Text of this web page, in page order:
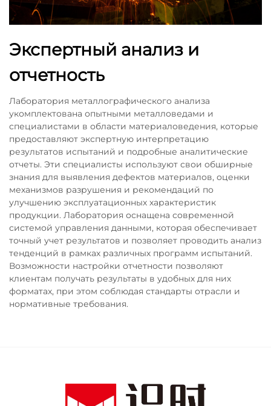
Экспертный анализ и
отчетность
Лаборатория металлографического анализа
укомплектована опытными металловедами и
специалистами в области материаловедения, которые
предоставляют экспертную интерпретацию
результатов испытаний и подробные аналитические
отчеты. Эти специалисты используют свои обширные
знания для выявления дефектов материалов, оценки
механизмов разрушения и рекомендаций по
улучшению эксплуатационных характеристик
продукции. Лаборатория оснащена современной
системой управления данными, которая обеспечивает
точный учет результатов и позволяет проводить анализ
тенденций в рамках различных программ испытаний.
Возможности настройки отчетности позволяют
клиентам получать результаты в удобных для них
форматах, при этом соблюдая стандарты отрасли и
нормативные требования.